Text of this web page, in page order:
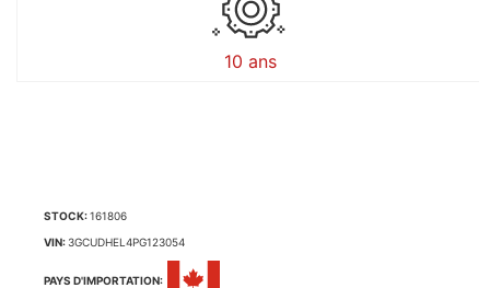
10 ans
STOCK:161806
VIN:3GCUDHEL4PG123054
PAYS D'IMPORTATION: